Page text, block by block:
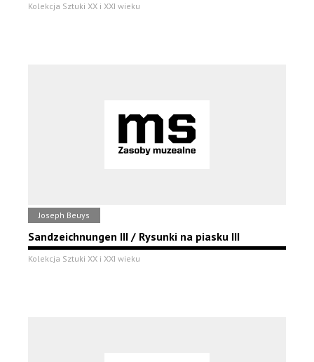
Kolekcja Sztuki XX i XXI wieku
Joseph Beuys
Sandzeichnungen III / Rysunki na piasku III
Kolekcja Sztuki XX i XXI wieku